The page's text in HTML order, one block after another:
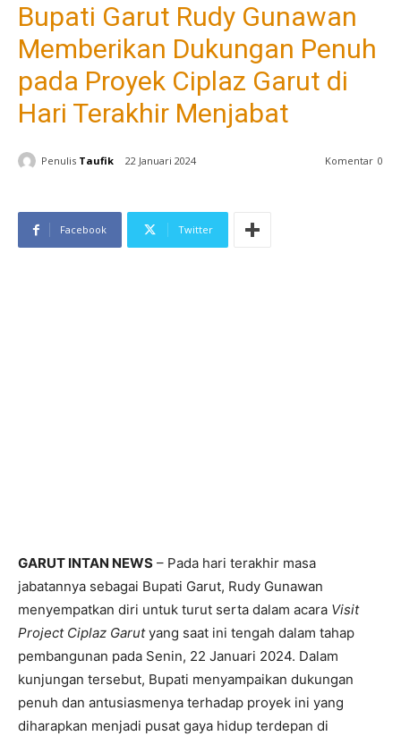
Bupati Garut Rudy Gunawan
Memberikan Dukungan Penuh
pada Proyek Ciplaz Garut di
Hari Terakhir Menjabat
Penulis Taufik 22 Januari 2024 Komentar 0
Facebook Twitter
GARUT INTAN NEWS – Pada hari terakhir masa
jabatannya sebagai Bupati Garut, Rudy Gunawan
menyempatkan diri untuk turut serta dalam acara Visit
Project Ciplaz Garutyang saat ini tengah dalam tahap
pembangunan pada Senin, 22 Januari 2024. Dalam
kunjungan tersebut, Bupati menyampaikan dukungan
penuh dan antusiasmenya terhadap proyek ini yang
diharapkan menjadi pusat gaya hidup terdepan di